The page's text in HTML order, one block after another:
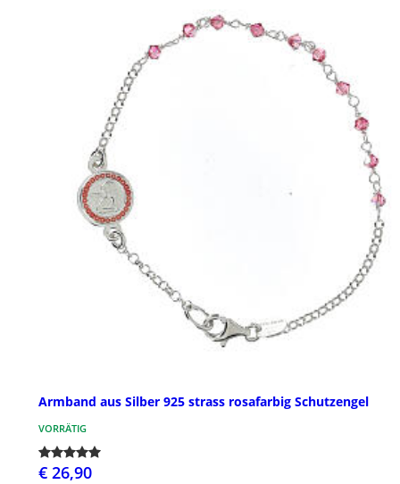
Armband aus Silber 925 strass rosafarbig Schutzengel
VORRÄTIG
€ 26,90